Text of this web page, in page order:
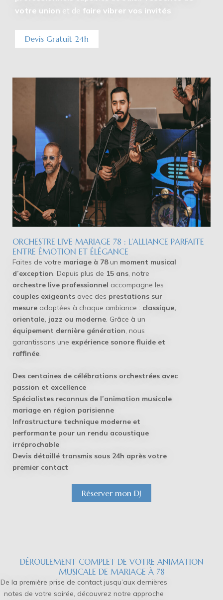
votre union et de faire vibrer vos invités.
Devis Gratuit 24h
ORCHESTRE LIVE MARIAGE 78 : L’ALLIANCE PARFAITE
ENTRE ÉMOTION ET ÉLÉGANCE
Faites de votre mariage à 78un moment musical
d’exception . Depuis plus de 15 ans , notre
orchestre live professionnel accompagne les
couples exigeants avec des prestations sur
mesure adaptées à chaque ambiance : classique,
orientale, jazz ou moderne . Grâce à un
équipement dernière génération , nous
garantissons une expérience sonore fluide et
raffinée
Des centaines de célébrations orchestrées avec
passion et excellence
Spécialistes reconnus de l’animation musicale
mariage en région parisienne
Infrastructure technique moderne et
performante pour un rendu acoustique
irréprochable
Devis détaillé transmis sous 24h après votre
premier contact
Réserver mon DJ
DÉROULEMENT COMPLET DE VOTRE ANIMATION
MUSICALE DE MARIAGE À 78
De la première prise de contact jusqu’aux dernières
notes de votre soirée, découvrez notre approche